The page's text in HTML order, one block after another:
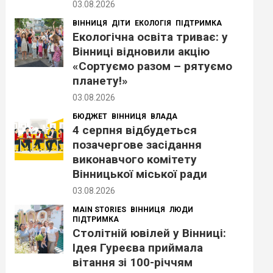
03.08.2026
ВІННИЦЯ ДІТИ ЕКОЛОГІЯ ПІДТРИМКА
Екологічна освіта триває: у
Вінниці відновили акцію
«Сортуємо разом – рятуємо
планету!»
03.08.2026
БЮДЖЕТ ВІННИЦЯ ВЛАДА
4 серпня відбудеться
позачергове засідання
виконавчого комітету
Вінницької міської ради
03.08.2026
MAIN STORIES ВІННИЦЯ ЛЮДИ
ПІДТРИМКА
Столітній ювілей у Вінниці:
Ідея Гуреєва приймала
вітання зі 100-річчям